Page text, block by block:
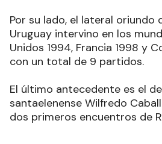
Por su lado, el lateral oriundo
Uruguay intervino en los
Unidos 1994, Francia 1998 y
con un total de 9 partidos.
El último antecedente es el
santaelenense Wilfredo
dos primeros encuentros de